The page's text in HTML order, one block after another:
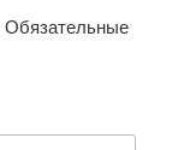
Обязательные